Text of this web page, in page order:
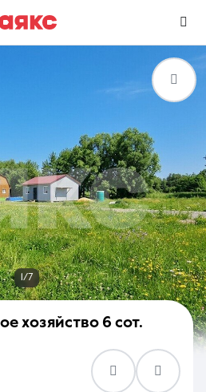
Сравнение
0 объявлений
Услуги
1/7
хозяйство 6 сот.